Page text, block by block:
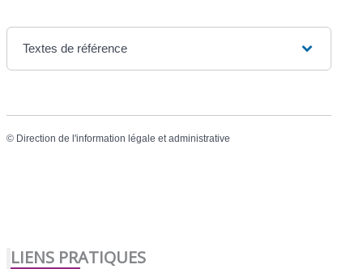
Textes de référence
© Direction de l'information légale et administrative
LIENS PRATIQUES